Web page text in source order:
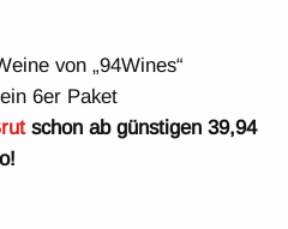
von „94Wines“
6er Paket
schon ab günstigen 39,94